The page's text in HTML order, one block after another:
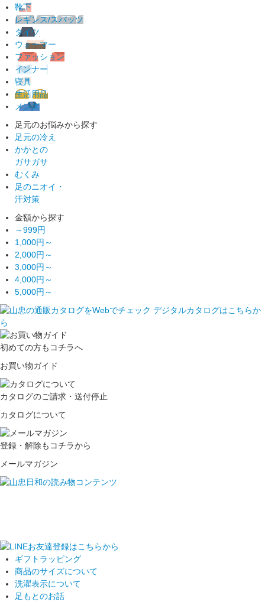
靴下
レギンス/スパッツ
タイツ
ウォーマー
ファッション
インナー
寝具
生活用品
メンズ
足元のお悩みから探す
足元の冷え
かかとの
ガサガサ
むくみ
足のニオイ・
汗対策
金額から探す
～999円
1,000円～
2,000円～
3,000円～
4,000円～
5,000円～
初めての方もコチラへ
お買い物ガイド
カタログのご請求・送付停止
カタログについて
登録・解除もコチラから
メールマガジン
ギフトラッピング
商品のサイズについて
洗濯表示について
足もとのお話